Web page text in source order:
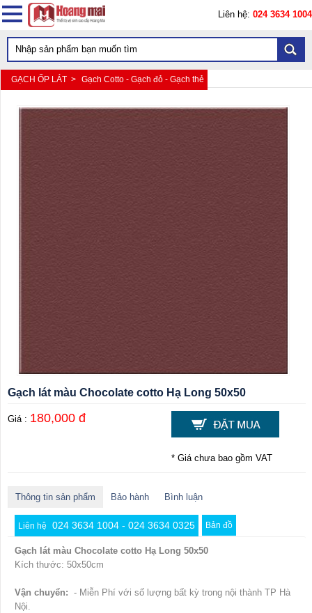
Liên hệ: 024 3634 1004
GẠCH ỐP LÁT > Gạch Cotto - Gạch đỏ - Gạch thẻ
Gạch lát màu Chocolate cotto Hạ Long 50x50
Giá : 180,000 đ
* Giá chưa bao gồm VAT
Thông tin sản phẩm Bảo hành Bình luận
Liên hệ 024 3634 1004 - 024 3634 0325 Bản đồ
Gạch lát màu Chocolate cotto Hạ Long 50x50
Kích thước: 50x50cm
Vận chuyển: - Miễn Phí với số lượng bất kỳ trong nội thành TP Hà
Nội.